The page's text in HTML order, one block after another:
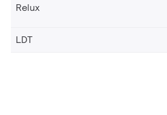
Relux
LDT